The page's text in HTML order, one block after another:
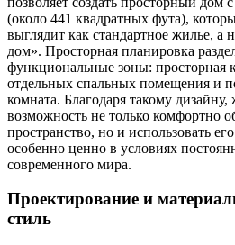
(около 441 квадратных фута),
выглядит как стандартное жилье,
дом». Просторная планировка
функциональные зоны: просторная
отдельных спальных помещения и
комната. Благодаря такому
возможность не только комфортно
пространство, но и использовать
особенно ценно в условиях
современного мира.
Проектирование и
стиль